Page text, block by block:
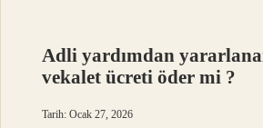
Adli yardımdan
vekalet ücreti öder mi ?
Tarih: Ocak 27, 2026